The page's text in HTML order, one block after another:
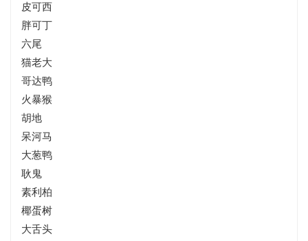
皮可西
胖可丁
六尾
猫老大
哥达鸭
火暴猴
胡地
呆河马
大葱鸭
耿鬼
素利柏
椰蛋树
大舌头